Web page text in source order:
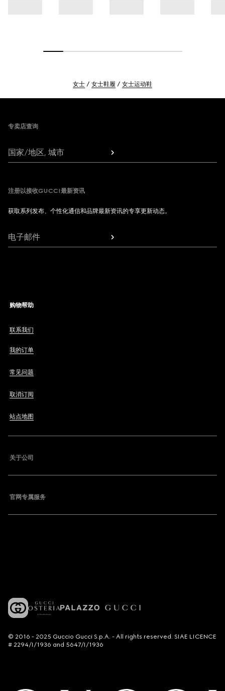
女士 女士鞋履 女士运动鞋
专卖店查询
国家/地区, 城市
注册以接收GUCCI最新资讯
获取系列发布、个性化通信和品牌最新资讯的专享更新动态。
电子邮件
购物帮助
联系我们
我的订单
常见问题
取消订阅
站点地图
关于公司
官网专属服务
© 2016 - 2025 Guccio Gucci S.p.A. - All rights reserved. SIAE LICENCE
# 2294/I/1936 and 5647/I/1936